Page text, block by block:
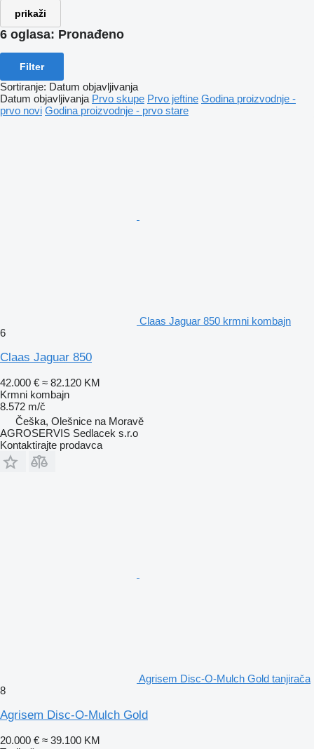
prikaži
6 oglasa: Pronađeno
Filter
Sortiranje: Datum objavljivanja
Datum objavljivanja Prvo skupe Prvo jeftine Godina proizvodnje -
prvo novi Godina proizvodnje - prvo stare
Claas Jaguar 850 krmni kombajn
6
Claas Jaguar 850
42.000 € ≈ 82.120 KM
Krmni kombajn
8.572 m/č
Češka, Olešnice na Moravě
AGROSERVIS Sedlacek s.r.o
Kontaktirajte prodavca
Agrisem Disc-O-Mulch Gold tanjirača
8
Agrisem Disc-O-Mulch Gold
20.000 € ≈ 39.100 KM